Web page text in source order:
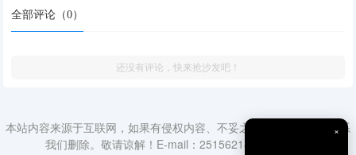
全部评论（0）
还没有评论，快来抢沙发吧！
本站内容来源于互联网，如果有侵权内容、不妥之处，请第一时间联系
我们删除。敬请谅解！E-mail：2515621840@qq.com
×